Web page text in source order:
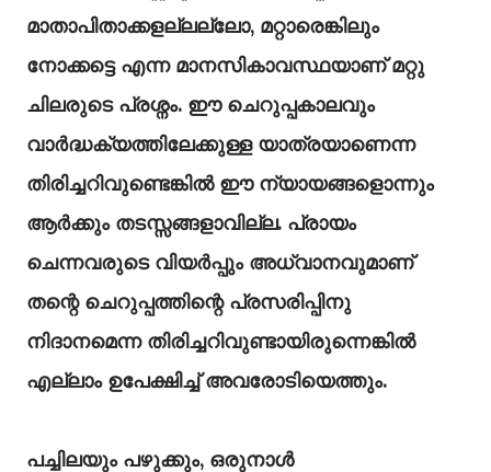
മാതാപിതാക്കളല്ലല്ലോ, മറ്റാരെങ്കിലും
നോക്കട്ടെ എന്ന മാനസികാവസ്ഥയാണ് മറ്റു
ചിലരുടെ പ്രശ്നം. ഈ ചെറുപ്പകാലവും
വാർദ്ധക്യത്തിലേക്കുള്ള യാത്രയാണെന്ന
തിരിച്ചറിവുണ്ടെങ്കിൽ ഈ ന്യായങ്ങളൊന്നും
ആർക്കും തടസ്സങ്ങളാവില്ല. പ്രായം
ചെന്നവരുടെ വിയർപ്പും അധ്വാനവുമാണ്
തന്റെ ചെറുപ്പത്തിന്റെ പ്രസരിപ്പിനു
നിദാനമെന്ന തിരിച്ചറിവുണ്ടായിരുന്നെങ്കിൽ
എല്ലാം ഉപേക്ഷിച്ച് അവരോടിയെത്തും.
പച്ചിലയും പഴുക്കും, ഒരുനാള്‍